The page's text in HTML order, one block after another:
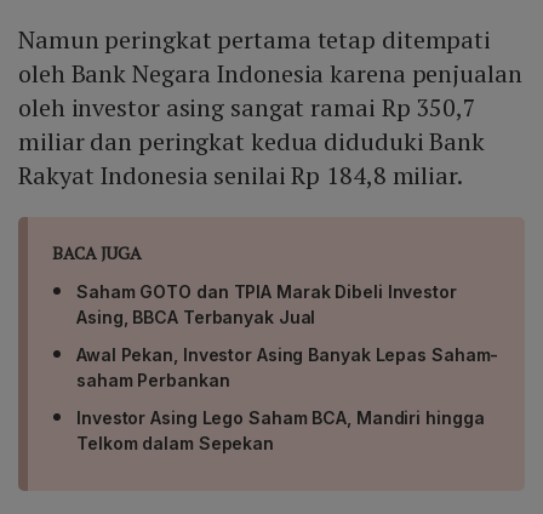
Namun peringkat pertama tetap ditempati
oleh Bank Negara Indonesia karena penjualan
oleh investor asing sangat ramai Rp 350,7
miliar dan peringkat kedua diduduki Bank
Rakyat Indonesia senilai Rp 184,8 miliar.
BACA JUGA
Saham GOTO dan TPIA Marak Dibeli Investor
Asing, BBCA Terbanyak Jual
Awal Pekan, Investor Asing Banyak Lepas Saham-
saham Perbankan
Investor Asing Lego Saham BCA, Mandiri hingga
Telkom dalam Sepekan